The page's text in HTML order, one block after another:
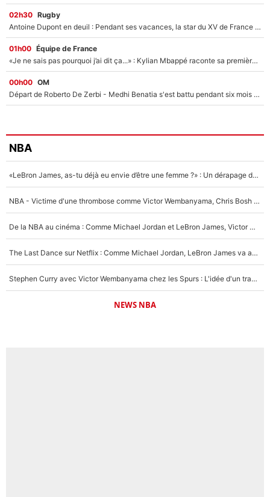
02h30 Rugby
Antoine Dupont en deuil : Pendant ses vacances, la star du XV de France a perdu sa grand-mère
01h00 Équipe de France
«Je ne sais pas pourquoi j’ai dit ça...» : Kylian Mbappé raconte sa première rencontre avec Zinédine Zidane (et c’est très drôle)
00h00 OM
Départ de Roberto De Zerbi - Medhi Benatia s'est battu pendant six mois pour le retenir à l'OM, le PSG a été le naufrage de trop : «Je pars avec toi»
NBA
«LeBron James, as-tu déjà eu envie d’être une femme ?» : Un dérapage de Donald Trump sur la superstar de la NBA refait surface
NBA - Victime d'une thrombose comme Victor Wembanyama, Chris Bosh prévient le Français des risques sur sa santé : «J’ai failli mourir sur le coup et j’ai été ramené à la vie»
De la NBA au cinéma : Comme Michael Jordan et LeBron James, Victor Wembanyama rêve d'une carrière d'acteur !
The Last Dance sur Netflix : Comme Michael Jordan, LeBron James va avoir le droit à sa série !
Stephen Curry avec Victor Wembanyama chez les Spurs : L'idée d'un trade historique est lancée en NBA !
NEWS NBA